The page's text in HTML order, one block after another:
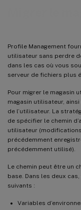
Profile Management
utilisateur sans perdre
dans les cas où vous
serveur de fichiers plus
Pour migrer le magasin
magasin utilisateur, ainsi
de l’utilisateur. La
de spécifier le chemin
utilisateur
précédemment
précédemment utilisé).
Le chemin peut être un
base. Dans les deux
suivants :
Variables